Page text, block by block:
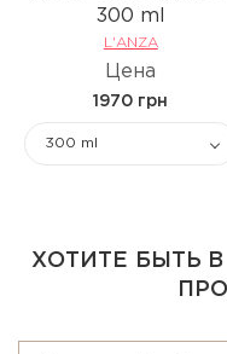
300 ml
L'ANZA
Цена
1970 грн
300 ml
ХОТИТЕ БЫТЬ